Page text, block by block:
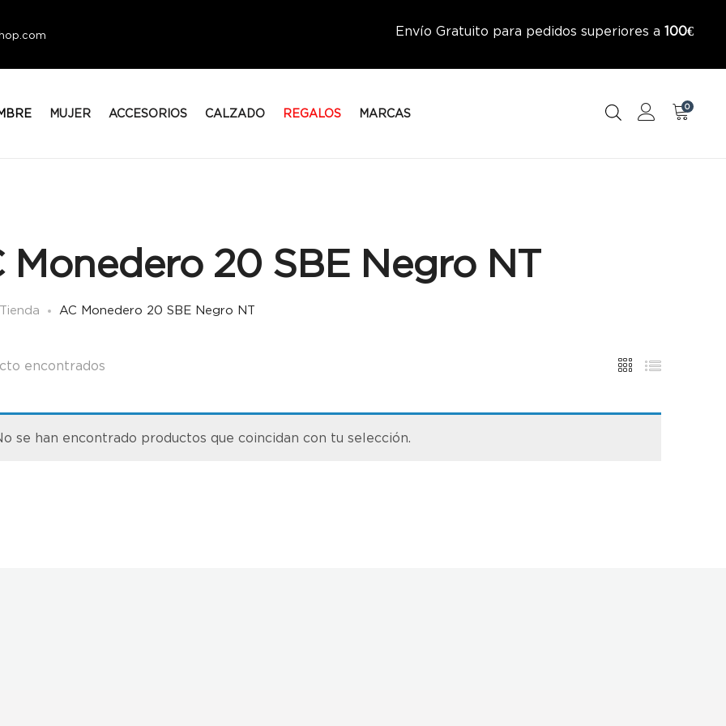
Envío Gratuito para pedidos superiores a 100€
MUJER ACCESORIOS CALZADO REGALOS MARCAS
0
Monedero 20 SBE Negro NT
Tienda AC Monedero 20 SBE Negro NT
encontrados
se han encontrado productos que coincidan con tu selección.